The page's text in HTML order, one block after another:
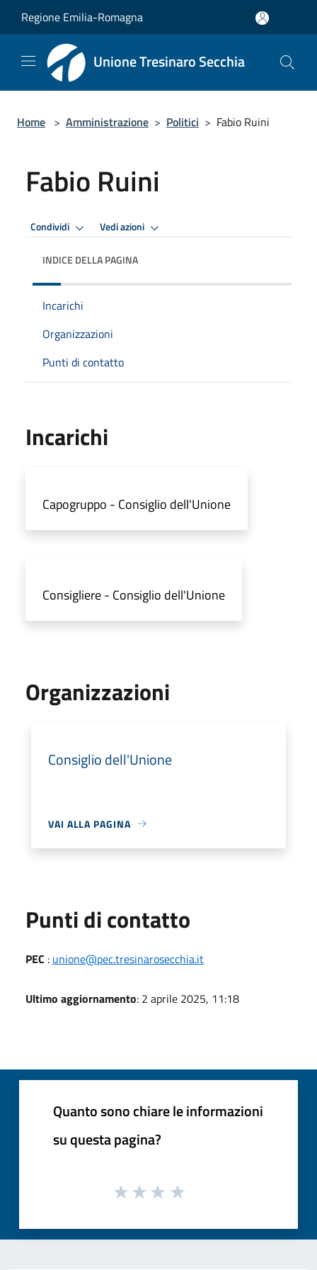
Regione Emilia-Romagna
Unione Tresinaro Secchia
Home > Amministrazione > Politici > Fabio Ruini
Fabio Ruini
Condividi Vedi azioni
INDICE DELLA PAGINA
Incarichi
Organizzazioni
Punti di contatto
Incarichi
Capogruppo - Consiglio dell'Unione
Consigliere - Consiglio dell'Unione
Organizzazioni
Consiglio dell'Unione
VAI ALLA PAGINA
Punti di contatto
PEC : unione@pec.tresinarosecchia.it
Ultimo aggiornamento: 2 aprile 2025, 11:18
Quanto sono chiare le informazioni
su questa pagina?